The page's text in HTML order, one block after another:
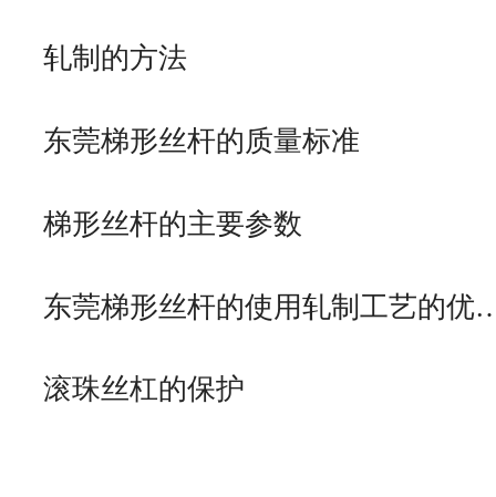
轧制的方法
东莞梯形丝杆的质量标准
梯形丝杆的主要参数
东莞梯形丝杆的使用轧制工艺的优
滚珠丝杠的保护